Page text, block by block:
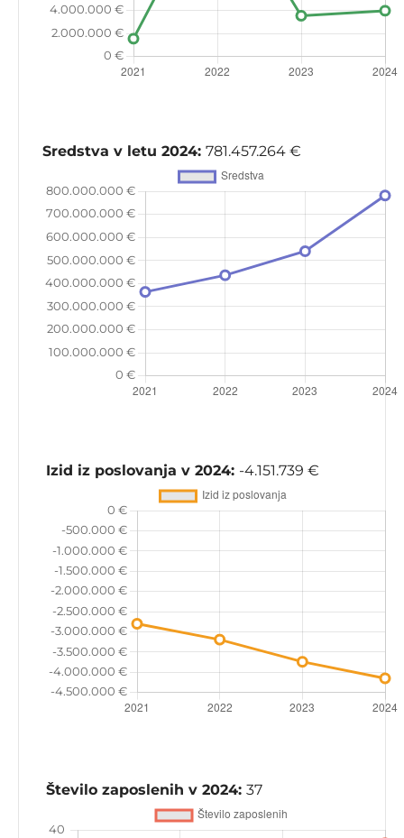
Sredstva v letu 2024: 781.457.264 €
Izid iz poslovanja v 2024: -4.151.739 €
Število zaposlenih v 2024: 37